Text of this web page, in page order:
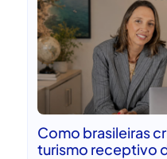
Como brasileiras
turismo receptivo